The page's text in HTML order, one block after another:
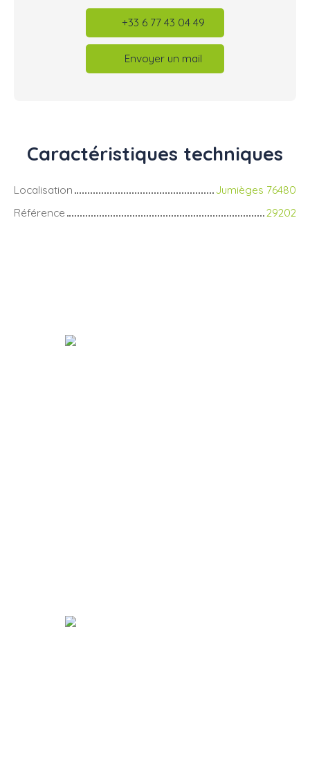
+33 6 77 43 04 49
Envoyer un mail
Caractéristiques techniques
Localisation
Jumièges 76480
Référence
29202